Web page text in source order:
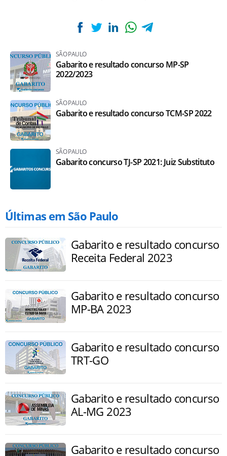
SÃO PAULO
Gabarito e resultado concurso MP-SP
2022/2023
SÃO PAULO
Gabarito e resultado concurso TCM-SP 2022
SÃO PAULO
Gabarito concurso TJ-SP 2021: Juiz Substituto
Últimas em São Paulo
Gabarito e resultado concurso
Receita Federal 2023
Gabarito e resultado concurso
MP-BA 2023
Gabarito e resultado concurso
TRT-GO
Gabarito e resultado concurso
AL-MG 2023
Gabarito e resultado concurso